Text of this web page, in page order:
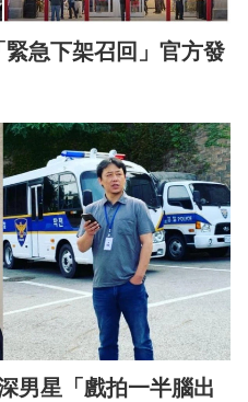
急下架召回」官方發
男星「戲拍一半腦出